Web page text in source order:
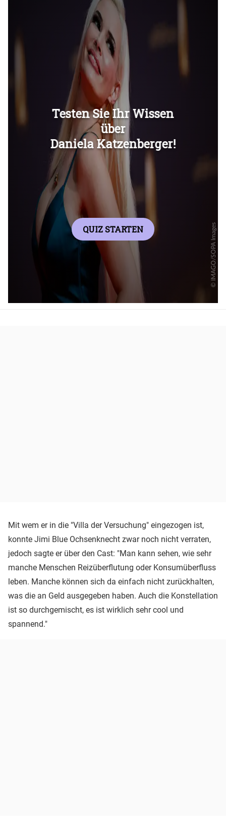
Mit wem er in die "Villa der Versuchung" eingezogen ist,
konnte Jimi Blue Ochsenknecht zwar noch nicht verraten,
jedoch sagte er über den Cast: "Man kann sehen, wie sehr
manche Menschen Reizüberflutung oder Konsumüberfluss
leben. Manche können sich da einfach nicht zurückhalten,
was die an Geld ausgegeben haben. Auch die Konstellation
ist so durchgemischt, es ist wirklich sehr cool und
spannend."